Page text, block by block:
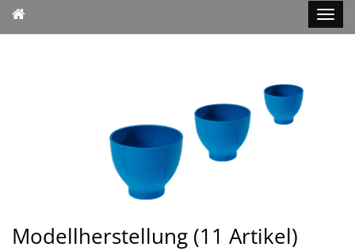
Modellherstellung (11 Artikel)